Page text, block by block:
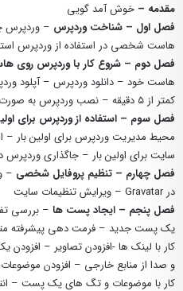
مقدمه – خوش آمد گویی
فصل اول – شناخت وردپرس – وردپرس
هاست شخصی در استفاده از وردپرس
فصل دوم – شروع کار با وردپرس
هاست خود – دانلود وردپرس – آپلود
کمتر از ۵ دقیقه – نصب وردپرس به صورت دستی
فصل سوم – استفاده از وردپرس برای
محیط مدیریت وردپرس برای اولین بار –
سایت برای اولین بار – جاگذاری وردپرس
فصل چهارم – تنظیم پروفایل شخصی –
در Gravatar – ویرایش تنظیمات سایت
فصل پنجم – ایجاد پست ها – بررسی
یک پست جدید – فرمت دهی پیشرفته
کار با لینک ها -افزودن تصاویر – افزودن
و صدا از منابع خارجی – افزودن
کار با موضوعات و تگ های یک پست –